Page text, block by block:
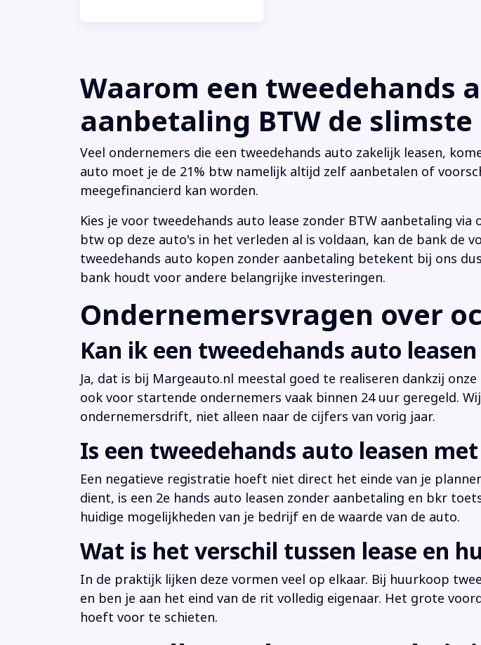
Waarom een tweedehands
aanbetaling BTW de slimste
Veel ondernemers die een tweedehands auto zakelijk leasen,
auto moet je de 21% btw namelijk altijd zelf aanbetalen of
meegefinancierd kan worden.
Kies je voor tweedehands auto lease zonder BTW aanbetaling
btw op deze auto's in het verleden al is voldaan, kan de bank de
tweedehands auto kopen zonder aanbetaling betekent bij ons
bank houdt voor andere belangrijke investeringen.
Ondernemersvragen over
Kan ik een tweedehands auto
Ja, dat is bij Margeauto.nl meestal goed te realiseren dankzij
ook voor startende ondernemers vaak binnen 24 uur geregeld.
ondernemersdrift, niet alleen naar de cijfers van vorig jaar.
Is een tweedehands auto leasen
Een negatieve registratie hoeft niet direct het einde van je
dient, is een 2e hands auto leasen zonder aanbetaling en bkr
huidige mogelijkheden van je bedrijf en de waarde van de auto.
Wat is het verschil tussen lease en
In de praktijk lijken deze vormen veel op elkaar. Bij huurkoop
en ben je aan het eind van de rit volledig eigenaar. Het grote
hoeft voor te schieten.